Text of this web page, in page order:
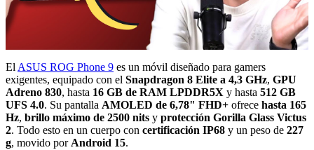
El ASUS ROG Phone 9 es un móvil diseñado para gamers
exigentes, equipado con el Snapdragon 8 Elite a 4,3 GHz, GPU
Adreno 830, hasta 16 GB de RAM LPDDR5X y hasta 512 GB
UFS 4.0. Su pantalla AMOLED de 6,78" FHD+ ofrece hasta 165
Hz, brillo máximo de 2500 nits y protección Gorilla Glass Victus
2. Todo esto en un cuerpo con certificación IP68 y un peso de 227
g, movido por Android 15.